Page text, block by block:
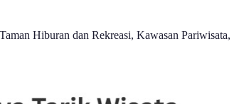
Hiburan dan Rekreasi, Kawasan Pariwisata,